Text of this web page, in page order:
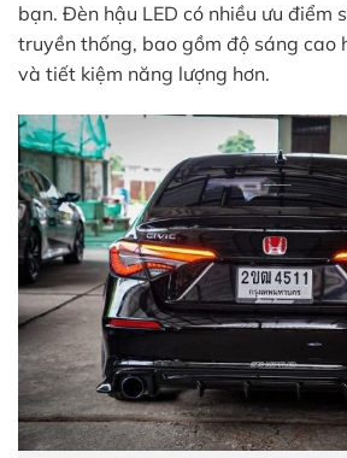
bạn. Đèn hậu LED có nhiều ưu điểm
truyền thống, bao gồm độ sáng cao
và tiết kiệm năng lượng hơn.